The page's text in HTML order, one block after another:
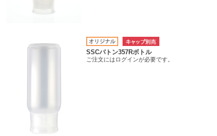
SSCバトン357Rボトル
ご注文にはログインが必要です。